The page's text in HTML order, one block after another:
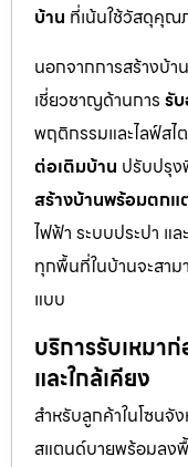
บ้าน ที่เน้นใช้วัสดุคุณ
นอกจากการสร้างบ้า
เชี่ยวชาญด้านการ รั
พฤติกรรมและไลฟ์ส
ต่อเติมบ้าน ปรับปรุง
สร้างบ้านพร้อมตกแ
ไฟฟ้า ระบบประปา แ
ทุกพื้นที่ในบ้านจะสา
แบบ
บริการรับเหมา
และใกล้เคียง
สำหรับลูกค้าในโซนจั
สแตนด์บายพร้อมลง